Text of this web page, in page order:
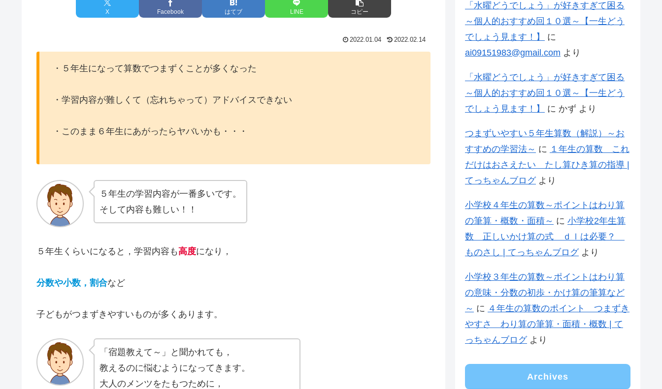
X Facebook はてブ LINE コピー
2022.01.04 2022.02.14
・５年生になって算数でつまずくことが多くなった
・学習内容が難しくて（忘れちゃって）アドバイスできない
・このまま６年生にあがったらヤバいかも・・・
５年生の学習内容が一番多いです。
そして内容も難しい！！
５年生くらいになると，学習内容も高度になり，
分数や小数，割合など
子どもがつまずきやすいものが多くあります。
「宿題教えて～」と聞かれても，
教えるのに悩むようになってきます。
大人のメンツをたもつために，
「水曜どうでしょう」が好きすぎて困る
～個人的おすすめ回１０選～【一生どう
でしょう見ます！】
に
ai09151983@gmail.com より
「水曜どうでしょう」が好きすぎて困る
～個人的おすすめ回１０選～【一生どう
でしょう見ます！】
に かず より
つまずいやすい５年生算数（解説）～お
すすめの学習法～ に １年生の算数 これ
だけはおさえたい たし算ひき算の指導 |
てっちゃんブログより
小学校４年生の算数～ポイントはわり算
の筆算・概数・面積～ に 小学校2年生算
数 正しいかけ算の式 ｄｌは必要？
ものさし | てっちゃんブログより
小学校３年生の算数～ポイントはわり算
の意味・分数の初歩・かけ算の筆算など
～ に ４年生の算数のポイント つまずき
やすさ わり算の筆算・面積・概数 | て
っちゃんブログより
Archives